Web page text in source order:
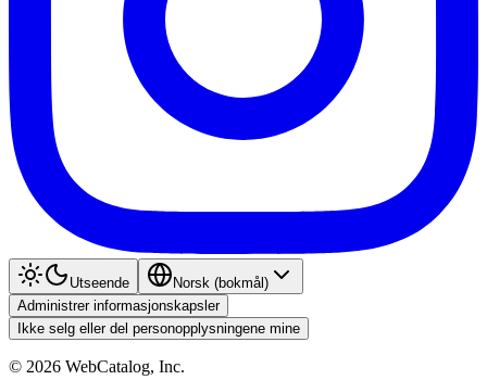
Utseende
Norsk (bokmål)
Administrer informasjonskapsler
Ikke selg eller del personopplysningene mine
© 2026 WebCatalog, Inc.